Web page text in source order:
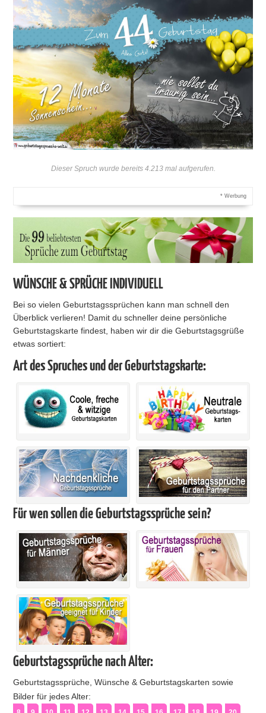
Dieser Spruch wurde bereits 4.213 mal aufgerufen.
* Werbung
WÜNSCHE & SPRÜCHE INDIVIDUELL
Bei so vielen Geburtstagssprüchen kann man schnell den
Überblick verlieren! Damit du schneller deine persönliche
Geburtstagskarte findest, haben wir dir die Geburtstagsgrüße
etwas sortiert:
Art des Spruches und der Geburtstagskarte:
Für wen sollen die Geburtstagssprüche sein?
Geburtstagssprüche nach Alter:
Geburtstagssprüche, Wünsche & Geburtstagskarten sowie
Bilder für jedes Alter: